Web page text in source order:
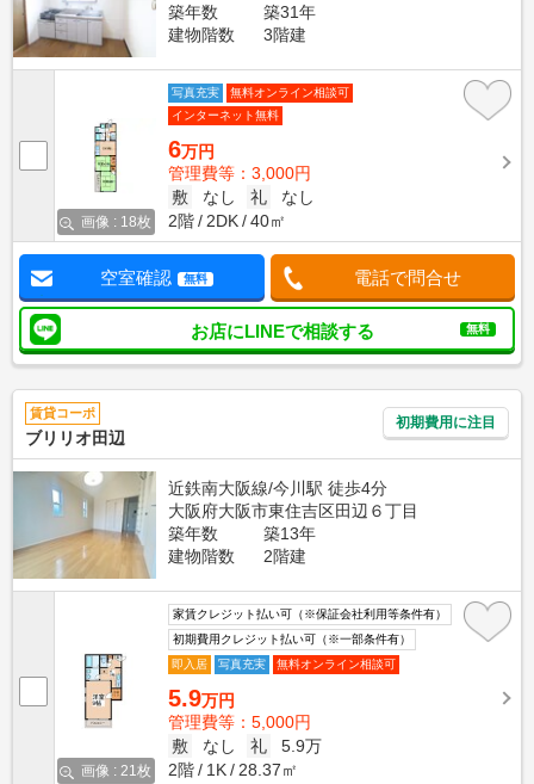
築年数
築31年
建物階数
3階建
画像 : 18枚
写真充実
無料オンライン相談可
インターネット無料
6万円
管理費等：3,000円
敷
なし 礼
なし
2階
2DK 40㎡
空室確認 無料 電話で問合せ
お店にLINEで相談する 無料
賃貸コーポ
ブリリオ田辺
初期費用に注目
近鉄南大阪線/今川駅 徒歩4分
大阪府大阪市東住吉区田辺６丁目
築年数
築13年
建物階数
2階建
画像 : 21枚
家賃クレジット払い可（※保証会社利用等条件有）
初期費用クレジット払い可（※一部条件有）
即入居
写真充実 無料オンライン相談可
5.9万円
管理費等：5,000円
敷
なし 礼
5.9万
2階
1K 28.37㎡